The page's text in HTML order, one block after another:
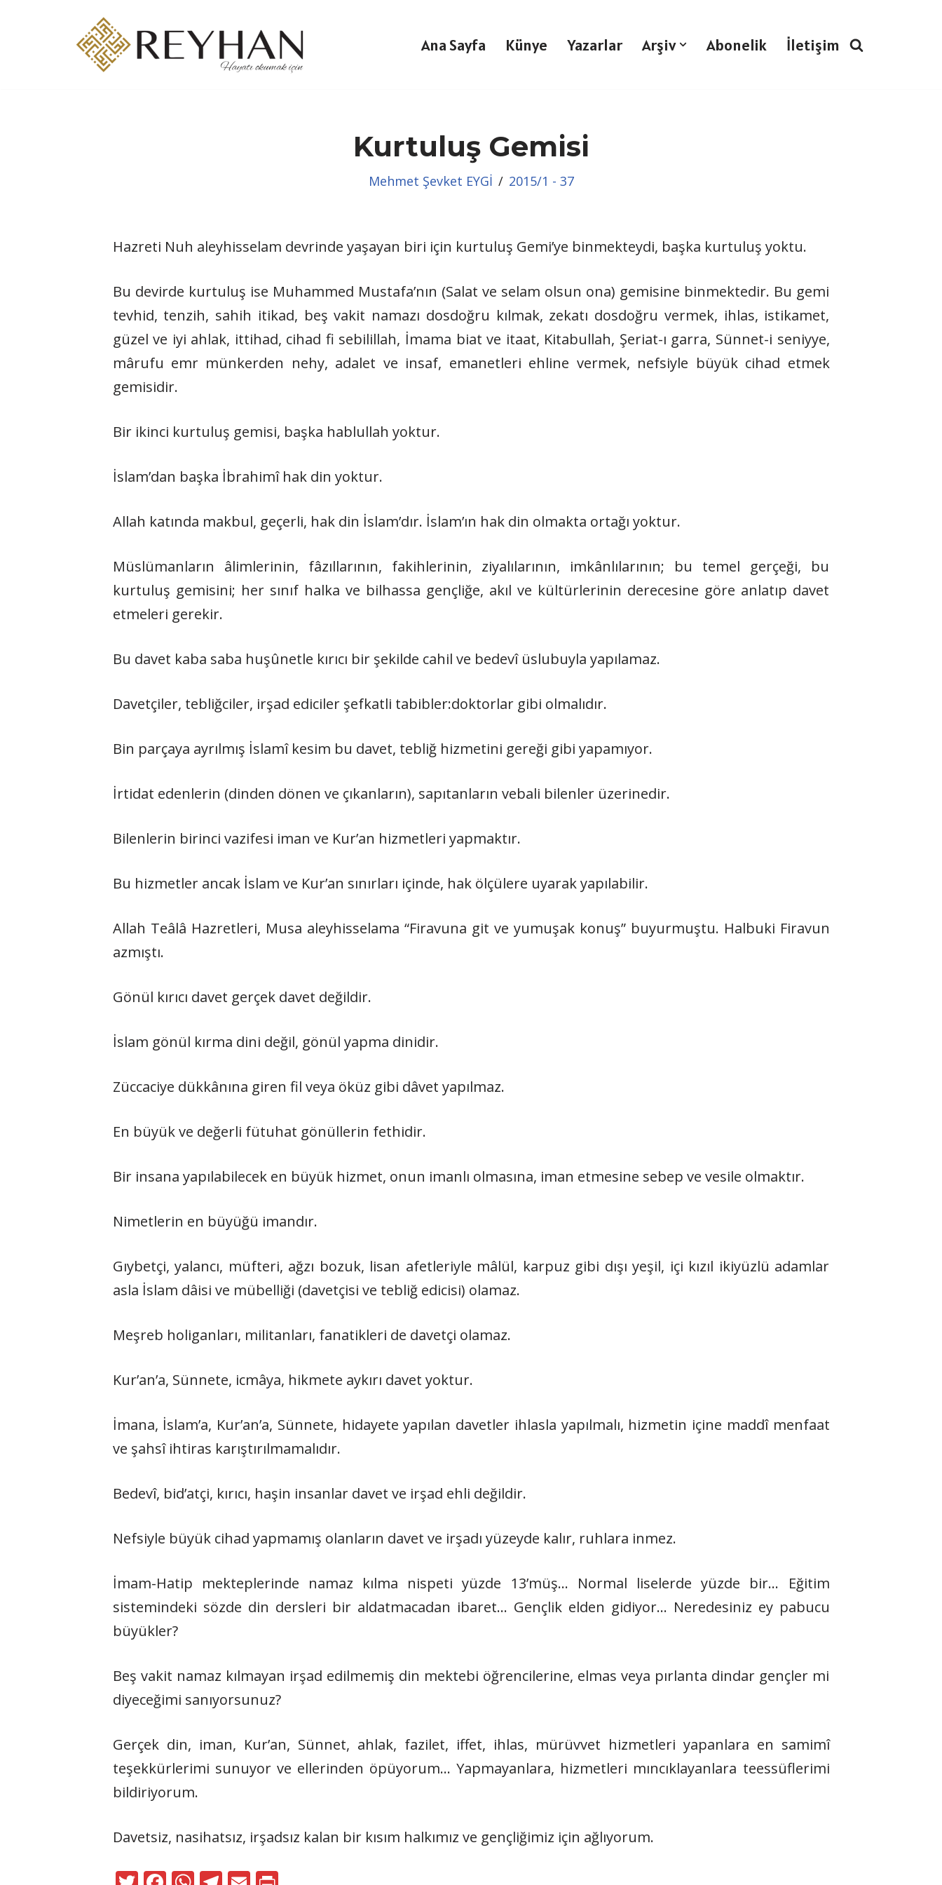
Ana Sayfa Künye Yazarlar Arşiv Abonelik İletişim
Kurtuluş Gemisi
Mehmet Şevket EYGİ 2015/1 - 37
Hazreti Nuh aleyhisselam devrinde yaşayan biri için kurtuluş Gemi’ye binmekteydi, başka kurtuluş yoktu.
Bu devirde kurtuluş ise Muhammed Mustafa’nın (Salat ve selam olsun ona) gemisine binmektedir. Bu gemi
tevhid, tenzih, sahih itikad, beş vakit namazı dosdoğru kılmak, zekatı dosdoğru vermek, ihlas, istikamet,
güzel ve iyi ahlak, ittihad, cihad fi sebilillah, İmama biat ve itaat, Kitabullah, Şeriat-ı garra, Sünnet-i seniyye,
mârufu emr münkerden nehy, adalet ve insaf, emanetleri ehline vermek, nefsiyle büyük cihad etmek
gemisidir.
Bir ikinci kurtuluş gemisi, başka hablullah yoktur.
İslam’dan başka İbrahimî hak din yoktur.
Allah katında makbul, geçerli, hak din İslam’dır. İslam’ın hak din olmakta ortağı yoktur.
Müslümanların âlimlerinin, fâzıllarının, fakihlerinin, ziyalılarının, imkânlılarının; bu temel gerçeği, bu
kurtuluş gemisini; her sınıf halka ve bilhassa gençliğe, akıl ve kültürlerinin derecesine göre anlatıp davet
etmeleri gerekir.
Bu davet kaba saba huşûnetle kırıcı bir şekilde cahil ve bedevî üslubuyla yapılamaz.
Davetçiler, tebliğciler, irşad ediciler şefkatli tabibler:doktorlar gibi olmalıdır.
Bin parçaya ayrılmış İslamî kesim bu davet, tebliğ hizmetini gereği gibi yapamıyor.
İrtidat edenlerin (dinden dönen ve çıkanların), sapıtanların vebali bilenler üzerinedir.
Bilenlerin birinci vazifesi iman ve Kur’an hizmetleri yapmaktır.
Bu hizmetler ancak İslam ve Kur’an sınırları içinde, hak ölçülere uyarak yapılabilir.
Allah Teâlâ Hazretleri, Musa aleyhisselama “Firavuna git ve yumuşak konuş” buyurmuştu. Halbuki Firavun
azmıştı.
Gönül kırıcı davet gerçek davet değildir.
İslam gönül kırma dini değil, gönül yapma dinidir.
Züccaciye dükkânına giren fil veya öküz gibi dâvet yapılmaz.
En büyük ve değerli fütuhat gönüllerin fethidir.
Bir insana yapılabilecek en büyük hizmet, onun imanlı olmasına, iman etmesine sebep ve vesile olmaktır.
Nimetlerin en büyüğü imandır.
Gıybetçi, yalancı, müfteri, ağzı bozuk, lisan afetleriyle mâlül, karpuz gibi dışı yeşil, içi kızıl ikiyüzlü adamlar
asla İslam dâisi ve mübelliği (davetçisi ve tebliğ edicisi) olamaz.
Meşreb holiganları, militanları, fanatikleri de davetçi olamaz.
Kur’an’a, Sünnete, icmâya, hikmete aykırı davet yoktur.
İmana, İslam’a, Kur’an’a, Sünnete, hidayete yapılan davetler ihlasla yapılmalı, hizmetin içine maddî menfaat
ve şahsî ihtiras karıştırılmamalıdır.
Bedevî, bid’atçi, kırıcı, haşin insanlar davet ve irşad ehli değildir.
Nefsiyle büyük cihad yapmamış olanların davet ve irşadı yüzeyde kalır, ruhlara inmez.
İmam-Hatip mekteplerinde namaz kılma nispeti yüzde 13’müş… Normal liselerde yüzde bir… Eğitim
sistemindeki sözde din dersleri bir aldatmacadan ibaret… Gençlik elden gidiyor… Neredesiniz ey pabucu
büyükler?
Beş vakit namaz kılmayan irşad edilmemiş din mektebi öğrencilerine, elmas veya pırlanta dindar gençler mi
diyeceğimi sanıyorsunuz?
Gerçek din, iman, Kur’an, Sünnet, ahlak, fazilet, iffet, ihlas, mürüvvet hizmetleri yapanlara en samimî
teşekkürlerimi sunuyor ve ellerinden öpüyorum… Yapmayanlara, hizmetleri mıncıklayanlara teessüflerimi
bildiriyorum.
Davetsiz, nasihatsız, irşadsız kalan bir kısım halkımız ve gençliğimiz için ağlıyorum.